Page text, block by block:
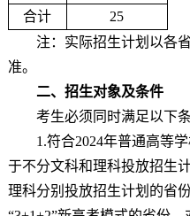
合计
25
注：实际招生计划以各
准。
二、招生对象及条件
考生必须同时满足以下条
1.符合2024年普通高等
于不分文科和理科投放招生
理科分别投放招生计划的省